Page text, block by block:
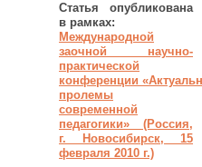
Статья опубликована
в рамках:
Международной
заочной научно-
практической
конференции
пролемы
современной
педагогики» (Россия,
г. Новосибирск, 15
февраля 2010 г.)